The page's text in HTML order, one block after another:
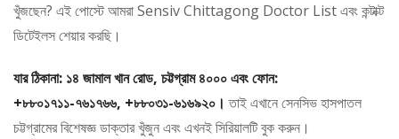
খুঁজছেন? এই পোস্টে আমরা Sensiv Chittagong Doctor List এবং কন্টাক্ট
ডিটেইলস শেয়ার করছি।
যার ঠিকানা: ১৪ জামাল খান রোড, চট্টগ্রাম ৪০০০ এবং ফোন:
+৮৮০১৭১১-৭৬১৭৬৬, +৮৮০৩১-৬১৬৯২০। তাই এখানে সেনসিভ হাসপাতল
চট্টগ্রামের বিশেষজ্ঞ ডাক্তার খুঁজুন এবং এখনই সিরিয়ালটি বুক করুন।